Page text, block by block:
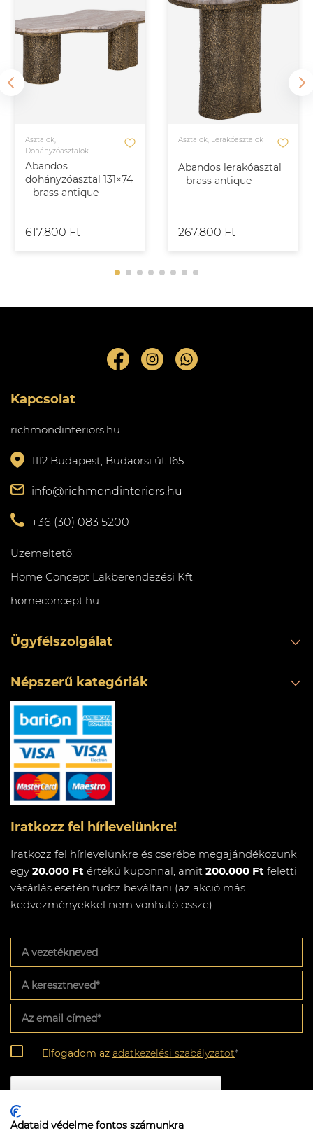
Abandos
dohányzóasztal 131×74
– brass antique
Asztalok,
Dohányzóasztalok
617.800 Ft
Abandos lerakóasztal
– brass antique
Asztalok, Lerakóasztalok
267.800 Ft
Kapcsolat
richmondinteriors.hu
1112 Budapest, Budaörsi út 165.
info@richmondinteriors.hu
+36 (30) 083 5200
Üzemeltető:
Home Concept Lakberendezési Kft.
homeconcept.hu
Ügyfélszolgálat
Népszerű kategóriák
Iratkozz fel hírlevelünkre!
Iratkozz fel hírlevelünkre és cserébe megajándékozunk
egy 20.000 Ft értékű kuponnal, amit 200.000 Ft feletti
vásárlás esetén tudsz beváltani (az akció más
kedvezményekkel nem vonható össze)
vezetékneved
keresztneved*
email
címed*
Adatkezelési
szabályzat*
Elfogadom az adatkezelési szabályzatot*
CAPTCHA
Adataid védelme fontos számunkra